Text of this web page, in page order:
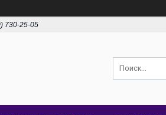
730-25-05